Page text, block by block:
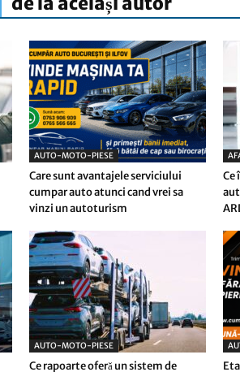
AUTO-MOTO-PIESE
Care sunt avantajele serviciului
cumpar auto atunci cand vrei sa
vinzi un autoturism
Ce
AUTO-MOTO-PIESE
Ce rapoarte oferă un sistem de